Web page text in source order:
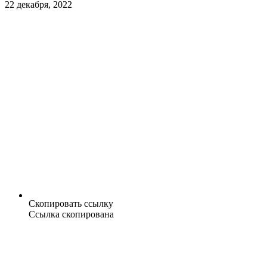
22 декабря, 2022
Скопировать ссылку
Ссылка скопирована